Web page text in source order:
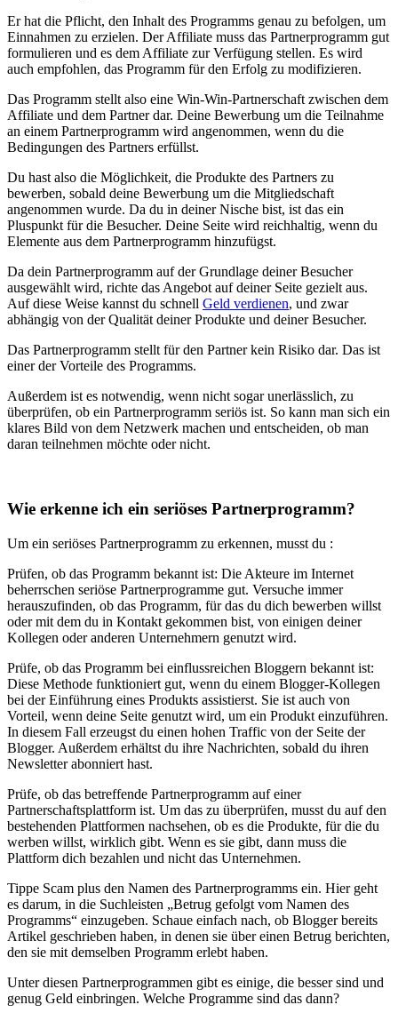
Er hat die Pflicht, den Inhalt des Programms genau zu befolgen, um
Einnahmen zu erzielen. Der Affiliate muss das Partnerprogramm gut
formulieren und es dem Affiliate zur Verfügung stellen. Es wird
auch empfohlen, das Programm für den Erfolg zu modifizieren.
Das Programm stellt also eine Win-Win-Partnerschaft zwischen dem
Affiliate und dem Partner dar. Deine Bewerbung um die Teilnahme
an einem Partnerprogramm wird angenommen, wenn du die
Bedingungen des Partners erfüllst.
Du hast also die Möglichkeit, die Produkte des Partners zu
bewerben, sobald deine Bewerbung um die Mitgliedschaft
angenommen wurde. Da du in deiner Nische bist, ist das ein
Pluspunkt für die Besucher. Deine Seite wird reichhaltig, wenn du
Elemente aus dem Partnerprogramm hinzufügst.
Da dein Partnerprogramm auf der Grundlage deiner Besucher
ausgewählt wird, richte das Angebot auf deiner Seite gezielt aus.
Auf diese Weise kannst du schnell Geld verdienen, und zwar
abhängig von der Qualität deiner Produkte und deiner Besucher.
Das Partnerprogramm stellt für den Partner kein Risiko dar. Das ist
einer der Vorteile des Programms.
Außerdem ist es notwendig, wenn nicht sogar unerlässlich, zu
überprüfen, ob ein Partnerprogramm seriös ist. So kann man sich ein
klares Bild von dem Netzwerk machen und entscheiden, ob man
daran teilnehmen möchte oder nicht.
Wie erkenne ich ein seriöses Partnerprogramm?
Um ein seriöses Partnerprogramm zu erkennen, musst du :
Prüfen, ob das Programm bekannt ist: Die Akteure im Internet
beherrschen seriöse Partnerprogramme gut. Versuche immer
herauszufinden, ob das Programm, für das du dich bewerben willst
oder mit dem du in Kontakt gekommen bist, von einigen deiner
Kollegen oder anderen Unternehmern genutzt wird.
Prüfe, ob das Programm bei einflussreichen Bloggern bekannt ist:
Diese Methode funktioniert gut, wenn du einem Blogger-Kollegen
bei der Einführung eines Produkts assistierst. Sie ist auch von
Vorteil, wenn deine Seite genutzt wird, um ein Produkt einzuführen.
In diesem Fall erzeugst du einen hohen Traffic von der Seite der
Blogger. Außerdem erhältst du ihre Nachrichten, sobald du ihren
Newsletter abonniert hast.
Prüfe, ob das betreffende Partnerprogramm auf einer
Partnerschaftsplattform ist. Um das zu überprüfen, musst du auf den
bestehenden Plattformen nachsehen, ob es die Produkte, für die du
werben willst, wirklich gibt. Wenn es sie gibt, dann muss die
Plattform dich bezahlen und nicht das Unternehmen.
Tippe Scam plus den Namen des Partnerprogramms ein. Hier geht
es darum, in die Suchleisten „Betrug gefolgt vom Namen des
Programms“ einzugeben. Schaue einfach nach, ob Blogger bereits
Artikel geschrieben haben, in denen sie über einen Betrug berichten,
den sie mit demselben Programm erlebt haben.
Unter diesen Partnerprogrammen gibt es einige, die besser sind und
genug Geld einbringen. Welche Programme sind das dann?